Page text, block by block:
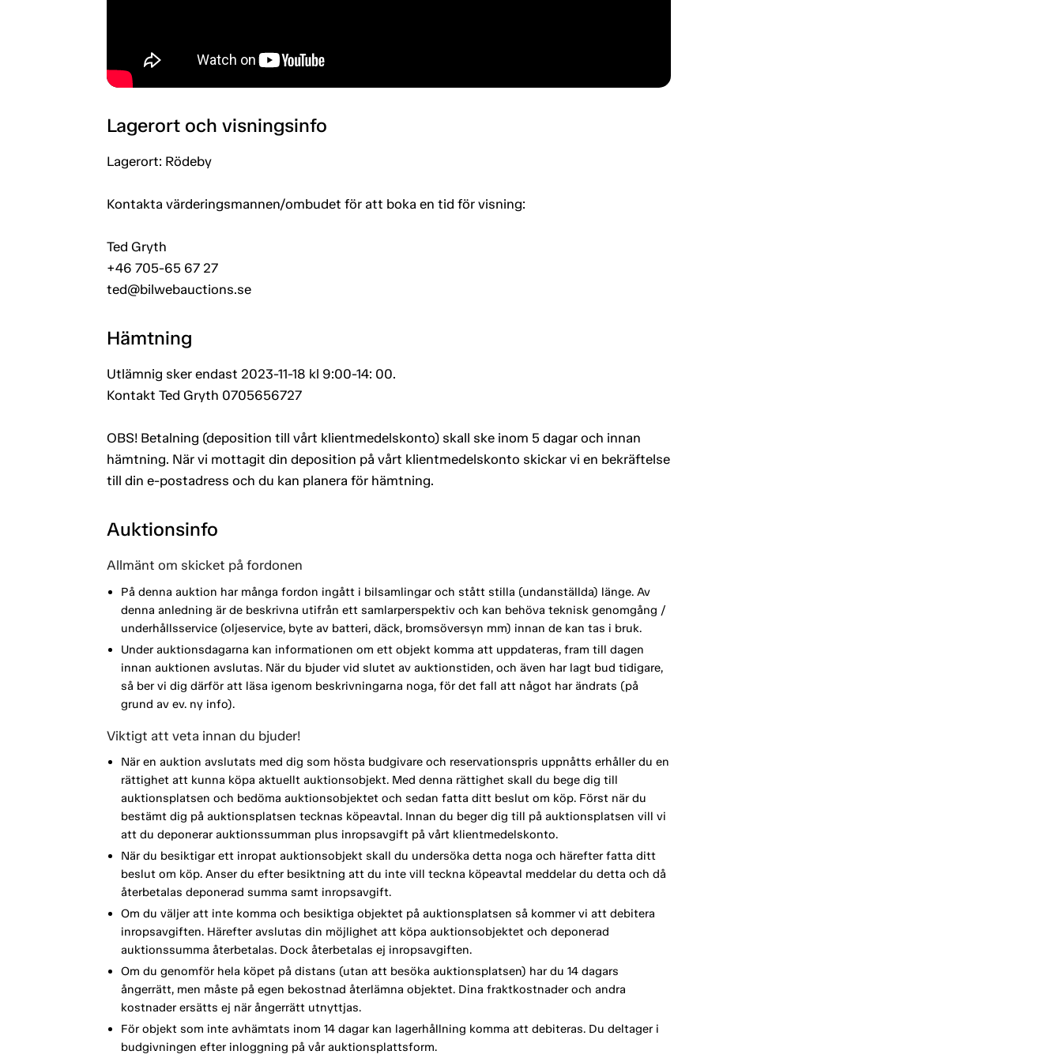
Lagerort och visningsinfo
Lagerort: Rödeby
Kontakta värderingsmannen/ombudet för att boka en tid för visning:
Ted Gryth
+46 705-65 67 27
ted@bilwebauctions.se
Hämtning
Utlämnig sker endast 2023-11-18 kl 9:00-14: 00.
Kontakt Ted Gryth 0705656727
OBS! Betalning (deposition till vårt klientmedelskonto) skall ske inom 5 dagar och innan
hämtning. När vi mottagit din deposition på vårt klientmedelskonto skickar vi en bekräftelse
till din e-postadress och du kan planera för hämtning.
Auktionsinfo
Allmänt om skicket på fordonen
På denna auktion har många fordon ingått i bilsamlingar och stått stilla (undanställda) länge. Av
denna anledning är de beskrivna utifrån ett samlarperspektiv och kan behöva teknisk genomgång /
underhållsservice (oljeservice, byte av batteri, däck, bromsöversyn mm) innan de kan tas i bruk.
Under auktionsdagarna kan informationen om ett objekt komma att uppdateras, fram till dagen
innan auktionen avslutas. När du bjuder vid slutet av auktionstiden, och även har lagt bud tidigare,
så ber vi dig därför att läsa igenom beskrivningarna noga, för det fall att något har ändrats (på
grund av ev. ny info).
Viktigt att veta innan du bjuder!
När en auktion avslutats med dig som hösta budgivare och reservationspris uppnåtts erhåller du en
rättighet att kunna köpa aktuellt auktionsobjekt. Med denna rättighet skall du bege dig till
auktionsplatsen och bedöma auktionsobjektet och sedan fatta ditt beslut om köp. Först när du
bestämt dig på auktionsplatsen tecknas köpeavtal. Innan du beger dig till på auktionsplatsen vill vi
att du deponerar auktionssumman plus inropsavgift på vårt klientmedelskonto.
När du besiktigar ett inropat auktionsobjekt skall du undersöka detta noga och härefter fatta ditt
beslut om köp. Anser du efter besiktning att du inte vill teckna köpeavtal meddelar du detta och då
återbetalas deponerad summa samt inropsavgift.
Om du väljer att inte komma och besiktiga objektet på auktionsplatsen så kommer vi att debitera
inropsavgiften. Härefter avslutas din möjlighet att köpa auktionsobjektet och deponerad
auktionssumma återbetalas. Dock återbetalas ej inropsavgiften.
Om du genomför hela köpet på distans (utan att besöka auktionsplatsen) har du 14 dagars
ångerrätt, men måste på egen bekostnad återlämna objektet. Dina fraktkostnader och andra
kostnader ersätts ej när ångerrätt utnyttjas.
För objekt som inte avhämtats inom 14 dagar kan lagerhållning komma att debiteras. Du deltager i
budgivningen efter inloggning på vår auktionsplattsform.